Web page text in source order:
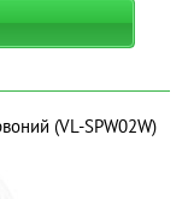
(VL-SPW02W)